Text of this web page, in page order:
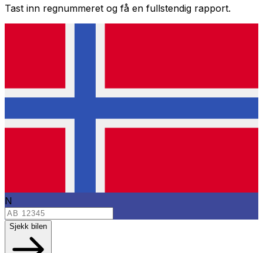
Tast inn regnummeret og få en fullstendig rapport.
N
Sjekk bilen